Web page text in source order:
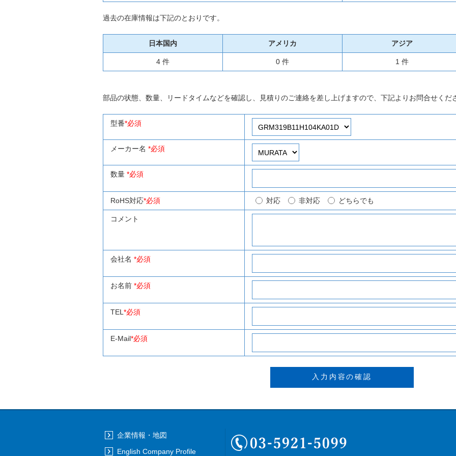
過去の在庫情報は下記のとおりです。
日本国内 アメリカ アジア
4 件 0 件 1 件
部品の状態、数量、リードタイムなどを確認し、見積りのご連絡を差し上げますので、下記よりお問合せくだ
型番*必須
メーカー名 *必須
数量 *必須
RoHS対応*必須 対応 非対応 どちらでも
コメント
会社名 *必須
お名前 *必須
TEL *必須
E-Mail*必須
企業情報・地図
English Company Profile